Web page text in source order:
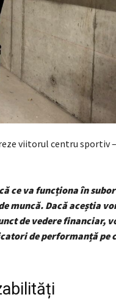
viitorul centru sportiv –
ce va funcționa în
muncă. Dacă aceștia
de vedere financiar,
de performanță pe